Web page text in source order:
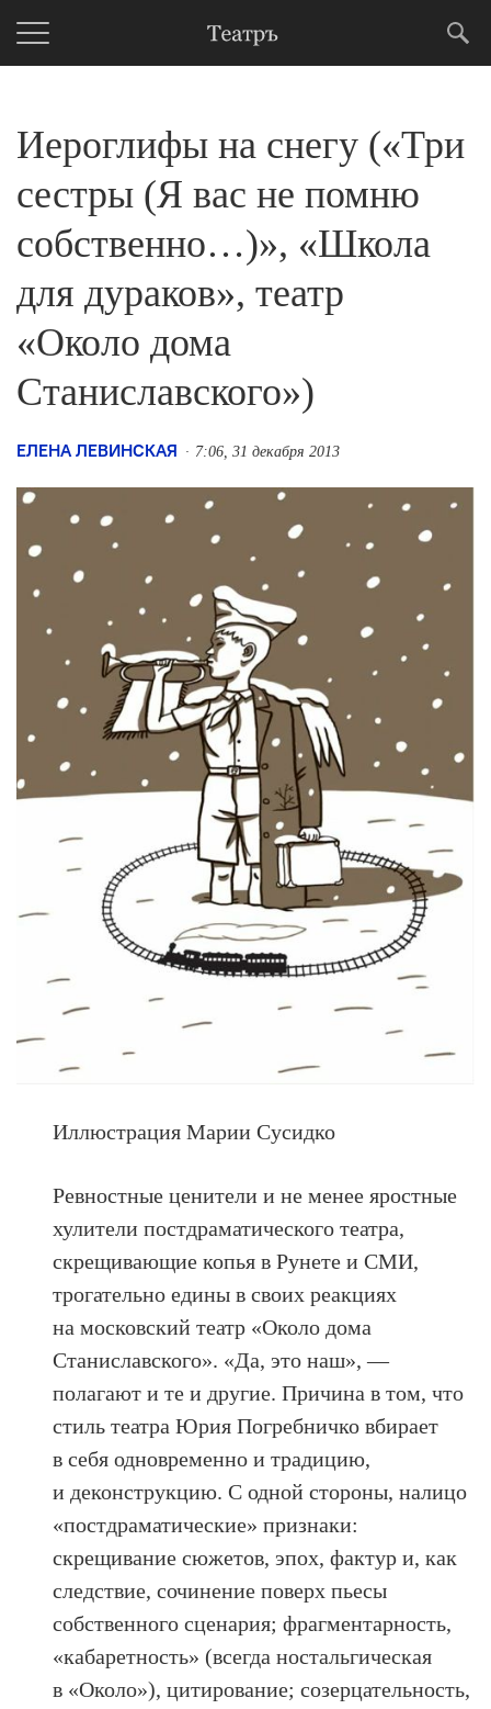
Иероглифы на снегу («Три
сестры (Я вас не помню
собственно…)», «Школа
для дураков», театр
«Около дома
Станиславского»)
ЕЛЕНА ЛЕВИНСКАЯ 7:06, 31 декабря 2013
Иллюстрация Марии Сусидко
Ревностные ценители и не менее яростные
хулители постдраматического театра,
скрещивающие копья в Рунете и СМИ,
трогательно едины в своих реакциях
на московский театр «Около дома
Станиславского». «Да, это наш», —
полагают и те и другие. Причина в том, что
стиль театра Юрия Погребничко вбирает
в себя одновременно и традицию,
и деконструкцию.С одной стороны, налицо
«постдраматические» признаки:
скрещивание сюжетов, эпох, фактур и, как
следствие, сочинение поверх пьесы
собственного сценария; фрагментарность,
«кабаретность» (всегда ностальгическая
в «Около»), цитирование; созерцательность,